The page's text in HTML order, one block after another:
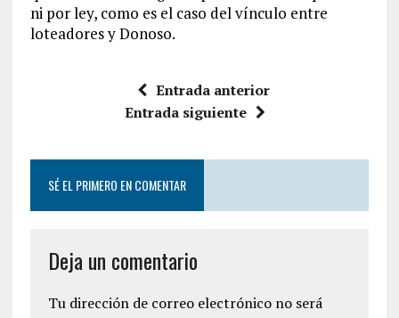
ni por ley, como es el caso del vínculo entre
loteadores y Donoso.
Entrada anterior
Entrada siguiente
SÉ EL PRIMERO EN COMENTAR
Deja un comentario
Tu dirección de correo electrónico no será